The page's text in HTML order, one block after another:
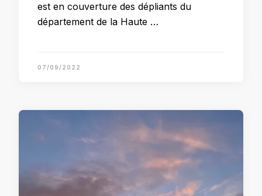
est en couverture des dépliants du
département de la Haute …
07/09/2022